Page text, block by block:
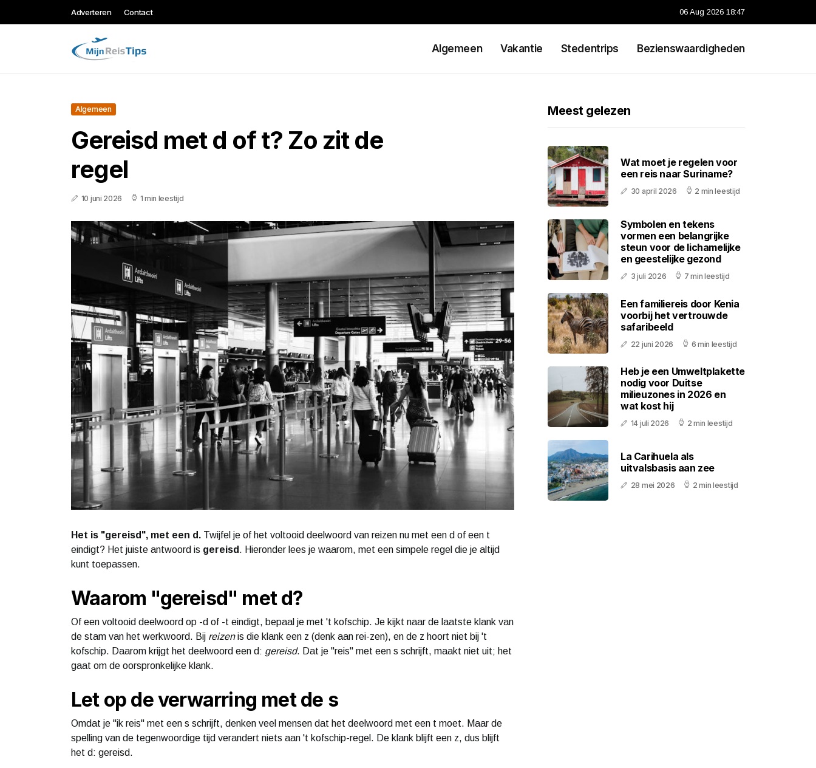
Adverteren Contact 06 Aug 2026 18:47
Algemeen Vakantie Stedentrips Bezienswaardigheden
Algemeen
Gereisd met d of t? Zo zit de
regel
10 juni 2026 1 min leestijd
Het is "gereisd", met een d. Twijfel je of het voltooid deelwoord van reizen nu met een d of een t
eindigt? Het juiste antwoord is gereisd . Hieronder lees je waarom, met een simpele regel die je altijd
kunt toepassen.
Waarom "gereisd" met d?
Of een voltooid deelwoord op -d of -t eindigt, bepaal je met 't kofschip. Je kijkt naar de laatste klank van
de stam van het werkwoord. Bij reizenis die klank een z (denk aan rei-zen), en de z hoort niet bij 't
kofschip. Daarom krijgt het deelwoord een d: gereisd. Dat je "reis" met een s schrijft, maakt niet uit; het
gaat om de oorspronkelijke klank.
Let op de verwarring met de s
Omdat je "ik reis" met een s schrijft, denken veel mensen dat het deelwoord met een t moet. Maar de
spelling van de tegenwoordige tijd verandert niets aan 't kofschip-regel. De klank blijft een z, dus blijft
het d: gereisd.
Meest gelezen
Wat moet je regelen voor
een reis naar Suriname?
30 april 2026 2 min leestijd
Symbolen en tekens
vormen een belangrijke
steun voor de lichamelijke
en geestelijke gezond
3 juli 2026 7 min leestijd
Een familiereis door Kenia
voorbij het vertrouwde
safaribeeld
22 juni 2026 6 min leestijd
Heb je een Umweltplakette
nodig voor Duitse
milieuzones in 2026 en
wat kost hij
14 juli 2026 2 min leestijd
La Carihuela als
uitvalsbasis aan zee
28 mei 2026 2 min leestijd